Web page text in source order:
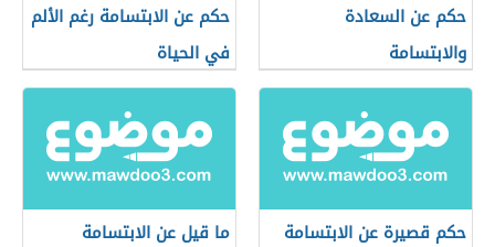
حكم عن السعادة
والابتسامة
حكم عن الابتسامة رغم الألم
في الحياة
حكم قصيرة عن الابتسامة
ما قيل عن الابتسامة